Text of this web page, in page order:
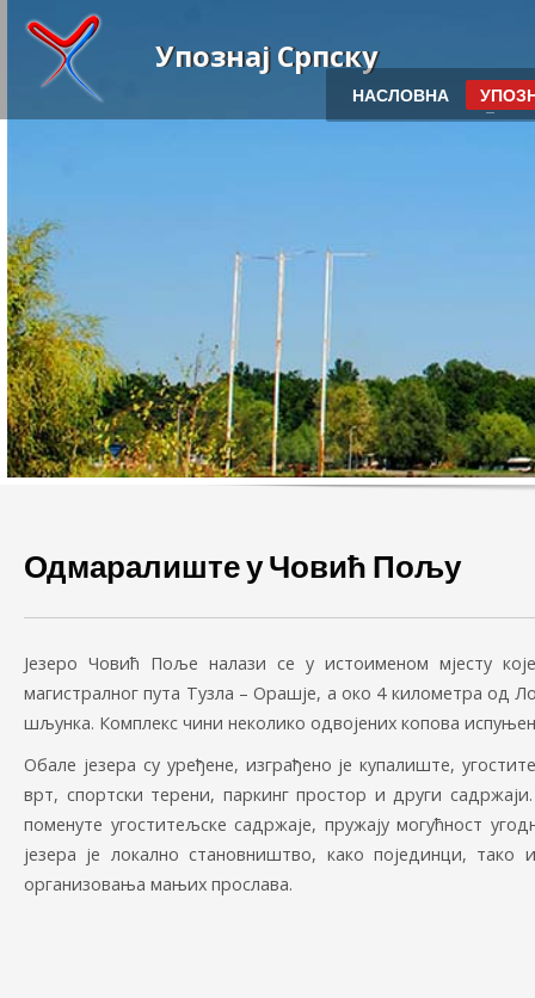
Упознај Српску
НАСЛОВНА
Одмаралиште у Човић Пољу
Језеро Човић Поље налази се у истоименом мјесту
магистралног пута Тузла – Орашје, а око 4 километра од
шљунка. Комплекс чини неколико одвојених копова
Обале језера су уређене, изграђено је купалиште,
врт, спортски терени, паркинг простор и други
поменуте угоститељске садржаје, пружају могућност
језера је локално становништво, како појединци,
организовања мањих прослава.